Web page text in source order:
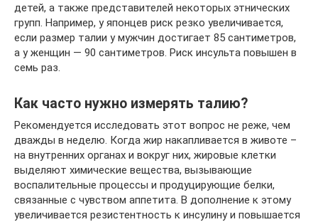
детей, а также представителей некоторых этнических
групп. Например, у японцев риск резко увеличивается,
если размер талии у мужчин достигает 85 сантиметров,
а у женщин — 90 сантиметров. Риск инсульта повышен в
семь раз.
Как часто нужно измерять талию?
Рекомендуется исследовать этот вопрос не реже, чем
дважды в неделю. Когда жир накапливается в животе –
на внутренних органах и вокруг них, жировые клетки
выделяют химические вещества, вызывающие
воспалительные процессы и продуцирующие белки,
связанные с чувством аппетита. В дополнение к этому
увеличивается резистентность к инсулину и повышается